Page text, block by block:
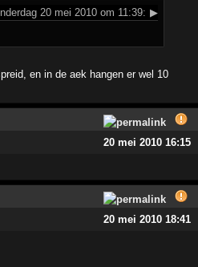
20 mei 2010 om 11:39: ▶
en in de aek hangen er wel 10
20 mei 2010 16:15
20 mei 2010 18:41